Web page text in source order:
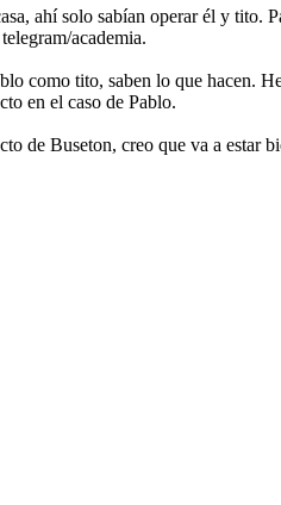
ahí solo sabían operar él y tito.
academia.
como tito, saben lo que hacen.
en el caso de Pablo.
de Buseton, creo que va a estar